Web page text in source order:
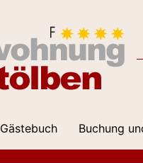
Gästebuch Buchung